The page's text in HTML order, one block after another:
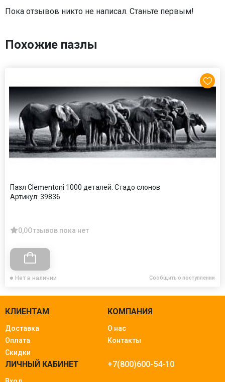
Пока отзывов никто не написал. Станьте первым!
Похожие пазлы
Пазл Clementoni 1000 деталей: Стадо слонов
Артикул: 39836
0,0Отзывов пока нет
Нет в наличии Сообщить о поступлении
КЛИЕНТАМ
Доставка
Оплата
Скидки
КОМПАНИЯ
О нас
Контакты
ЛИЧНЫЙ КАБИНЕТ +7(800)600-54-10